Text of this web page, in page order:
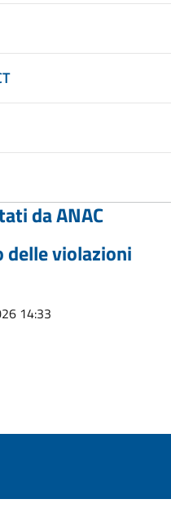
da ANAC
violazioni
14:33